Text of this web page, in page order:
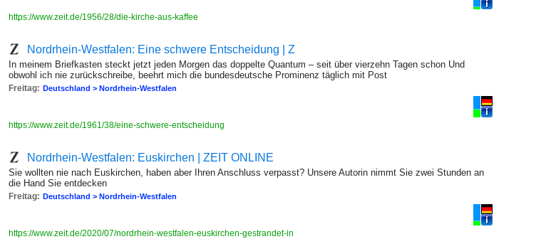
https://www.zeit.de/1956/28/die-kirche-aus-kaffee
Nordrhein-Westfalen: Eine schwere Entscheidung | Z
In meinem Briefkasten steckt jetzt jeden Morgen das doppelte Quantum – seit über vierzehn Tagen schon Und
obwohl ich nie zurückschreibe, beehrt mich die bundesdeutsche Prominenz täglich mit Post
Freitag: Deutschland > Nordrhein-Westfalen
https://www.zeit.de/1961/38/eine-schwere-entscheidung
Nordrhein-Westfalen: Euskirchen | ZEIT ONLINE
Sie wollten nie nach Euskirchen, haben aber Ihren Anschluss verpasst? Unsere Autorin nimmt Sie zwei Stunden an
die Hand Sie entdecken
Freitag: Deutschland > Nordrhein-Westfalen
https://www.zeit.de/2020/07/nordrhein-westfalen-euskirchen-gestrandet-in